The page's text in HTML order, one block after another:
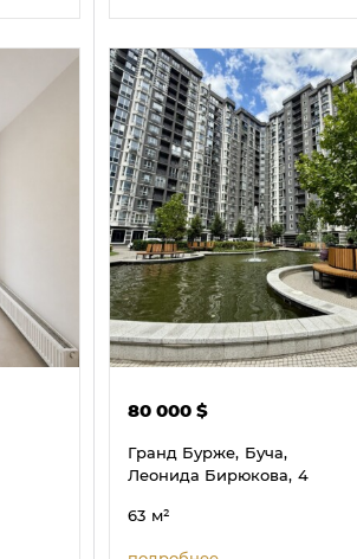
80 000 $
Гранд Бурже, Буча,
Леонида Бирюкова, 4
63 м²